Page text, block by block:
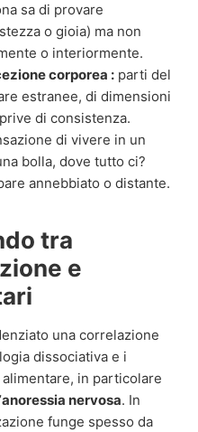
sa di provare
o gioia) ma non
o interiormente.
corporea : parti del
estranee, di dimensioni
di consistenza.
di vivere in un
bolla, dove tutto ci?
annebbiato o distante.
tra
e
una correlazione
dissociativa e i
in particolare
anoressia nervosa. In
funge spesso da